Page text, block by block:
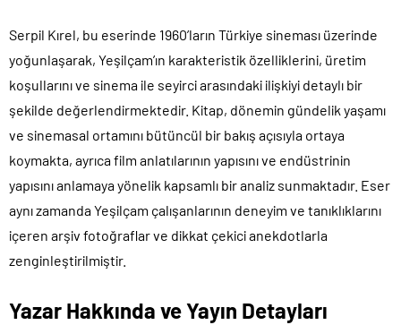
Serpil Kırel, bu eserinde 1960’ların Türkiye sineması üzerinde
yoğunlaşarak, Yeşilçam’ın karakteristik özelliklerini, üretim
koşullarını ve sinema ile seyirci arasındaki ilişkiyi detaylı bir
şekilde değerlendirmektedir. Kitap, dönemin gündelik yaşamı
ve sinemasal ortamını bütüncül bir bakış açısıyla ortaya
koymakta, ayrıca film anlatılarının yapısını ve endüstrinin
yapısını anlamaya yönelik kapsamlı bir analiz sunmaktadır. Eser
aynı zamanda Yeşilçam çalışanlarının deneyim ve tanıklıklarını
içeren arşiv fotoğraflar ve dikkat çekici anekdotlarla
zenginleştirilmiştir.
Yazar Hakkında ve Yayın Detayları